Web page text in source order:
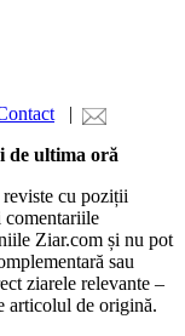
|
de ultima oră
cu poziții
comentariile
Ziar.com și nu pot
sau
ziarele relevante –
articolul de origină.